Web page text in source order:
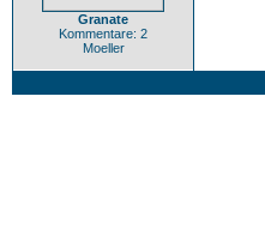
Granate
Kommentare: 2
Moeller